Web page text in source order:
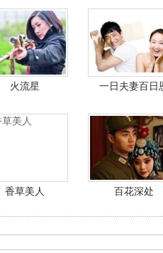
火流星 一日夫妻百日
香草美人 百花深处